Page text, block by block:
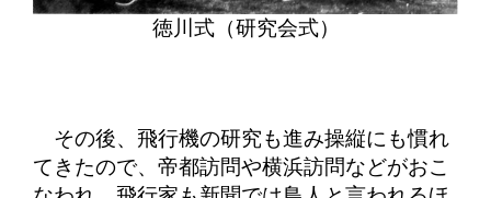
徳川式（研究会式）
その後、飛行機の研究も進み操縦にも慣れ
てきたので、帝都訪問や横浜訪問などがおこ